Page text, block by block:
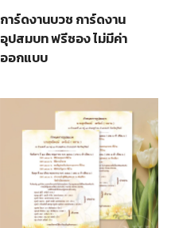
การ์ดงานบวช การ์ดงาน
อุปสมบท ฟรีซอง ไม่มีค่า
ออกแบบ